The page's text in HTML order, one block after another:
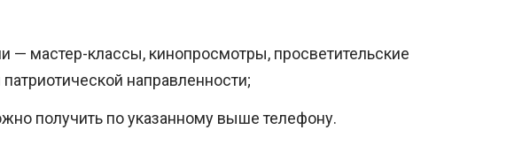
— мастер-классы, кинопросмотры, просветительские
направленности;
получить по указанному выше телефону.